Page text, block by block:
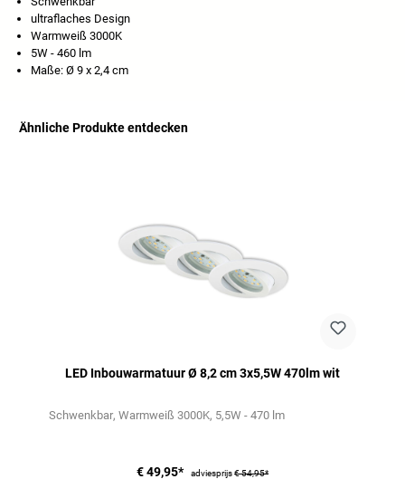
ultraflaches Design
Warmweiß 3000K
5W - 460 lm
Maße: Ø 9 x 2,4 cm
Ähnliche Produkte entdecken
LED Inbouwarmatuur Ø 8,2 cm 3x5,5W 470lm wit
Schwenkbar Warmweiß 3000K 5,5W - 470 lm
€ 49,95* adviesprijs€ 54,95*